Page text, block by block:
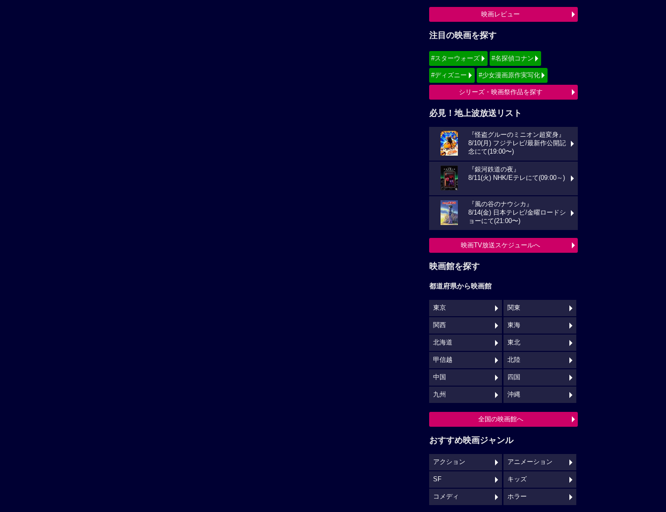
映画レビュー
注目の映画を探す
#スターウォーズ #名探偵コナン
#ディズニー #少女漫画原作実写化
シリーズ・映画祭作品を探す
必見！地上波放送リスト
『怪盗グルーのミニオン超変身』
8/10(月) フジテレビ/最新作公開記
念にて(19:00〜)
『銀河鉄道の夜』
8/11(火) NHK/Eテレにて(09:00～)
『風の谷のナウシカ』
8/14(金) 日本テレビ/金曜ロードシ
ョーにて(21:00〜)
映画TV放送スケジュールへ
映画館を探す
都道府県から映画館
東京 関東
関西 東海
北海道 東北
甲信越 北陸
中国 四国
九州 沖縄
全国の映画館へ
おすすめ映画ジャンル
アクション アニメーション
SF キッズ
コメディ ホラー